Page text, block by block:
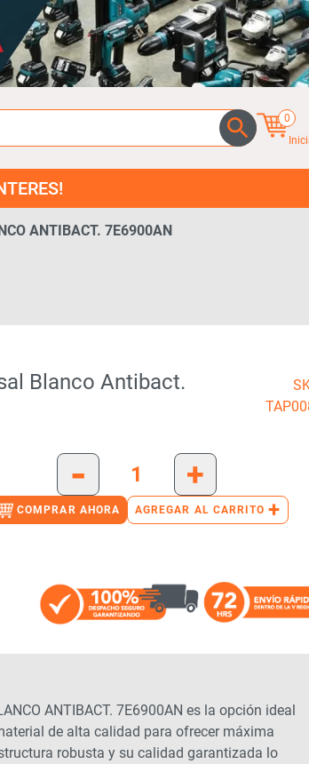
0
ANTIBACT. 7E6900AN
Blanco Antibact.
- +
COMPRAR AHORA AGREGAR AL CARRITO +
ANTIBACT. 7E6900AN es la opción ideal
de alta calidad para ofrecer máxima
robusta y su calidad garantizada lo